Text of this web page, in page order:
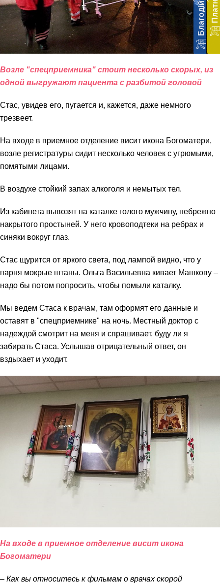
Возле "спецприемника" стоит несколько скорых, из
одной выгружают пациента с разбитой головой
Стас, увидев его, пугается и, кажется, даже немного
трезвеет.
На входе в приемное отделение висит икона Богоматери,
возле регистратуры сидит несколько человек с угрюмыми,
помятыми лицами.
В воздухе стойкий запах алкоголя и немытых тел.
Из кабинета вывозят на каталке голого мужчину, небрежно
накрытого простыней. У него кровоподтеки на ребрах и
синяки вокруг глаз.
Стас щурится от яркого света, под лампой видно, что у
парня мокрые штаны. Ольга Васильевна кивает Машкову –
надо бы потом попросить, чтобы помыли каталку.
Мы ведем Стаса к врачам, там оформят его данные и
оставят в "спецприемнике" на ночь. Местный доктор с
надеждой смотрит на меня и спрашивает, буду ли я
забирать Стаса. Услышав отрицательный ответ, он
вздыхает и уходит.
На входе в приемное отделение висит икона
Богоматери
– Как вы относитесь к фильмам о врачах скорой